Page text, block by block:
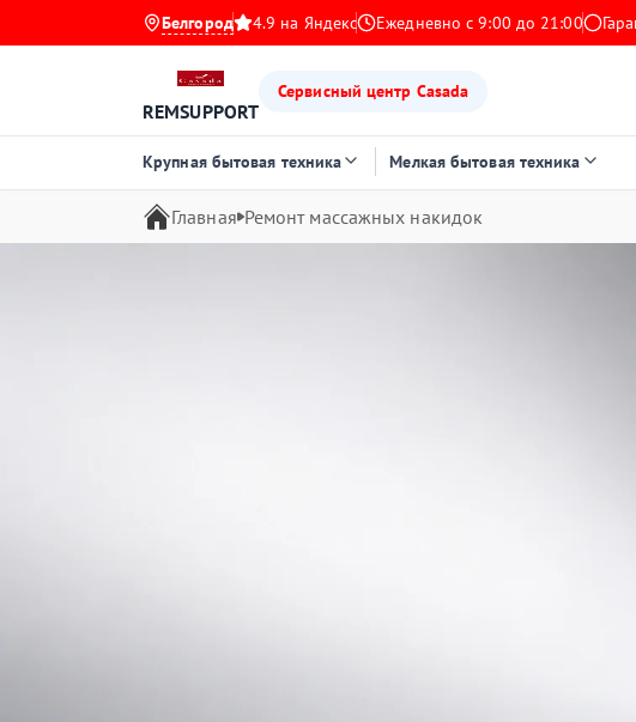
Белгород 4.9 на Яндекс Ежедневно с 9:00 до 21:00
REMSUPPORT
Сервисный центр Casada
Крупная бытовая техника Мелкая бытовая техника
Главная Ремонт массажных накидок